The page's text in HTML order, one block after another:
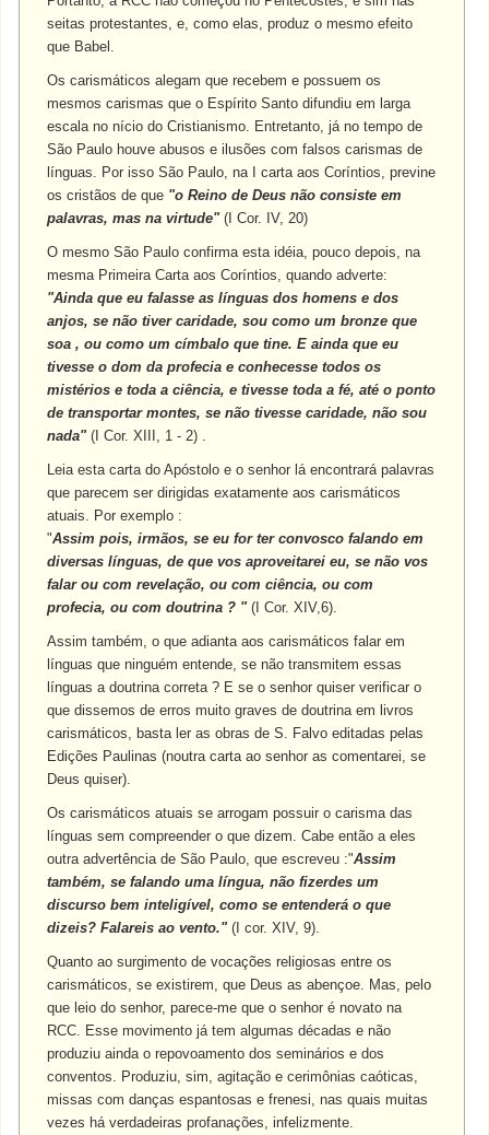
seitas protestantes, e, como elas, produz o mesmo efeito
que Babel.
Os carismáticos alegam que recebem e possuem os
mesmos carismas que o Espírito Santo difundiu em larga
escala no nício do Cristianismo. Entretanto, já no tempo de
São Paulo houve abusos e ilusões com falsos carismas de
línguas. Por isso São Paulo, na I carta aos Coríntios, previne
os cristãos de que "o Reino de Deus não consiste em
palavras, mas na virtude"(I Cor. IV, 20)
O mesmo São Paulo confirma esta idéia, pouco depois, na
mesma Primeira Carta aos Coríntios, quando adverte:
"Ainda que eu falasse as línguas dos homens e dos
anjos, se não tiver caridade, sou como um bronze que
soa , ou como um címbalo que tine. E ainda que eu
tivesse o dom da profecia e conhecesse todos os
mistérios e toda a ciência, e tivesse toda a fé, até o ponto
de transportar montes, se não tivesse caridade, não sou
nada"(I Cor. XIII, 1 - 2) .
Leia esta carta do Apóstolo e o senhor lá encontrará palavras
que parecem ser dirigidas exatamente aos carismáticos
atuais. Por exemplo :
"Assim pois, irmãos, se eu for ter convosco falando em
diversas línguas, de que vos aproveitarei eu, se não vos
falar ou com revelação, ou com ciência, ou com
profecia, ou com doutrina ? "(I Cor. XIV,6).
Assim também, o que adianta aos carismáticos falar em
línguas que ninguém entende, se não transmitem essas
línguas a doutrina correta ? E se o senhor quiser verificar o
que dissemos de erros muito graves de doutrina em livros
carismáticos, basta ler as obras de S. Falvo editadas pelas
Edições Paulinas (noutra carta ao senhor as comentarei, se
Deus quiser).
Os carismáticos atuais se arrogam possuir o carisma das
línguas sem compreender o que dizem. Cabe então a eles
outra advertência de São Paulo, que escreveu :"Assim
também, se falando uma língua, não fizerdes um
discurso bem inteligível, como se entenderá o que
dizeis? Falareis ao vento."(I cor. XIV, 9).
Quanto ao surgimento de vocações religiosas entre os
carismáticos, se existirem, que Deus as abençoe. Mas, pelo
que leio do senhor, parece-me que o senhor é novato na
RCC. Esse movimento já tem algumas décadas e não
produziu ainda o repovoamento dos seminários e dos
conventos. Produziu, sim, agitação e cerimônias caóticas,
missas com danças espantosas e frenesi, nas quais muitas
vezes há verdadeiras profanações, infelizmente.